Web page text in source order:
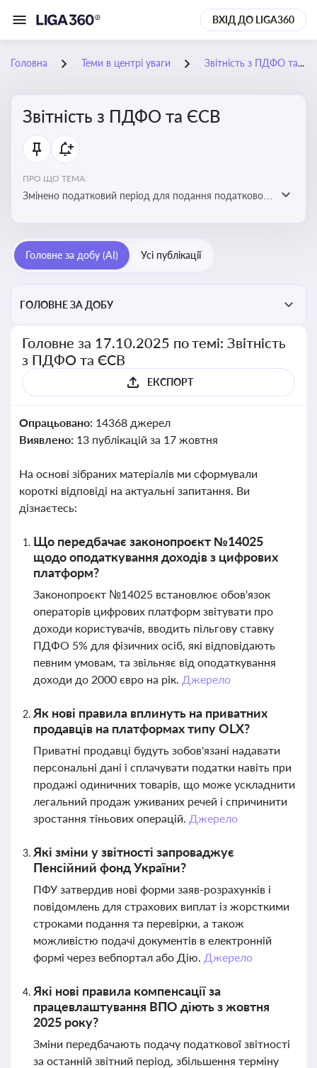
ВХІД ДО LIGA360
Головна Теми в центрі уваги Звітність з ПДФО та ЄСВ
Звітність з ПДФО та ЄСВ
ПРО ЩО ТЕМА:
Змінено податковий період для подання податкового
Головне за добу (AI) Усі публікації
ГОЛОВНЕ ЗА ДОБУ
Головне за 17.10.2025 по темі: Звітність
з ПДФО та ЄСВ
ЕКСПОРТ
Опрацьовано: 14368 джерел
Виявлено: 13 публікацій за 17 жовтня
На основі зібраних матеріалів ми сформували
короткі відповіді на актуальні запитання. Ви
дізнаєтесь:
Що передбачає законопроєкт №14025
щодо оподаткування доходів з цифрових
платформ?
Законопроєкт №14025 встановлює обов'язок
операторів цифрових платформ звітувати про
доходи користувачів, вводить пільгову ставку
ПДФО 5% для фізичних осіб, які відповідають
певним умовам, та звільняє від оподаткування
доходи до 2000 євро на рік. Джерело
Як нові правила вплинуть на приватних
продавців на платформах типу OLX?
Приватні продавці будуть зобов'язані надавати
персональні дані і сплачувати податки навіть при
продажі одиничних товарів, що може ускладнити
легальний продаж уживаних речей і спричинити
зростання тіньових операцій. Джерело
Які зміни у звітності запроваджує
Пенсійний фонд України?
ПФУ затвердив нові форми заяв-розрахунків і
повідомлень для страхових виплат із жорсткими
строками подання та перевірки, а також
можливістю подачі документів в електронній
формі через вебпортал або Дію. Джерело
Які нові правила компенсації за
працевлаштування ВПО діють з жовтня
2025 року?
Зміни передбачають подачу податкової звітності
за останній звітний період, збільшення терміну